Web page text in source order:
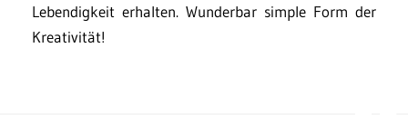
Lebendigkeit erhalten. Wunderbar simple Form der
Kreativität!